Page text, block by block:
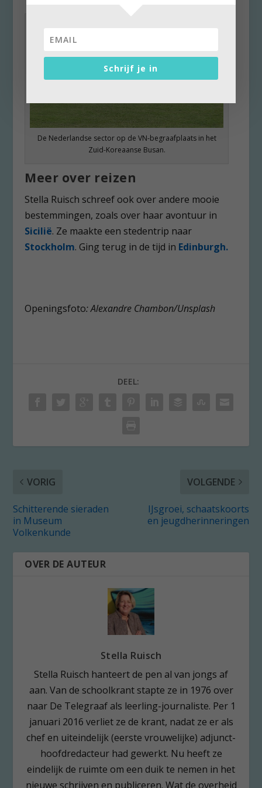
De Nederlandse sector op de VN-begraafplaats in het
Zuid-Koreaanse Busan.
Meer over reizen
Stella Ruisch schreef ook over andere mooie
bestemmingen, zoals over haar avontuur in
Sicilië. Ze maakte een stedentrip naar
Stockholm. Ging terug in de tijd in Edinburgh.
Openingsfoto: Alexandre Chambon/Unsplash
DEEL:
VORIG
Schitterende sieraden
in Museum
Volkenkunde
VOLGENDE
IJsgroei, schaatskoorts
en jeugdherinneringen
OVER DE AUTEUR
Stella Ruisch
Stella Ruisch hanteert de pen al van jongs af
aan. Van de schoolkrant stapte ze in 1976 over
naar De Telegraaf als leerling-journaliste. Per 1
januari 2016 verliet ze de krant, nadat ze er als
chef en uiteindelijk (eerste vrouwelijke) adjunct-
hoofdredacteur had gewerkt. Nu heeft ze
eindelijk de ruimte om een duik te nemen in het
nieuwe schrijven en publiceren. Wat de overheid
Schrijf je in